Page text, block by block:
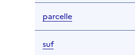
parcelle
suf